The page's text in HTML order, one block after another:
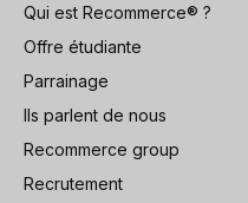
Qui est Recommerce® ?
Offre étudiante
Parrainage
Ils parlent de nous
Recommerce group
Recrutement